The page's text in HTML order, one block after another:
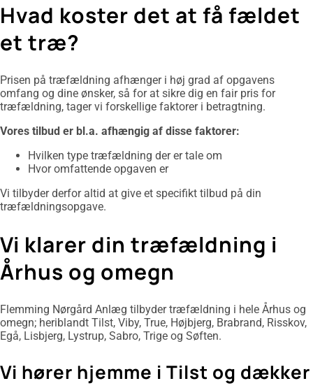
Hvad koster det at få fældet
et træ?
Prisen på træfældning afhænger i høj grad af opgavens
omfang og dine ønsker, så for at sikre dig en fair pris for
træfældning, tager vi forskellige faktorer i betragtning.
Vores tilbud er bl.a. afhængig af disse faktorer:
Hvilken type træfældning der er tale om
​Hvor omfattende opgaven er
Vi tilbyder derfor altid at give et specifikt tilbud på din
træfældningsopgave.
Vi klarer din træfældning i
Århus og omegn
Flemming Nørgård Anlæg tilbyder træfældning i hele Århus og
omegn; heriblandt Tilst, Viby, True, Højbjerg, Brabrand, Risskov,
Egå, Lisbjerg, Lystrup, Sabro, Trige og Søften.
Vi hører hjemme i Tilst og dækker